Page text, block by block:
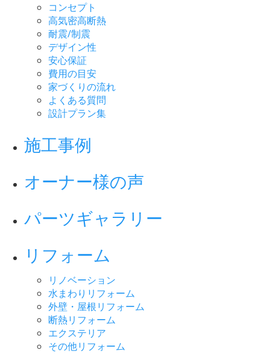
コンセプト
高気密高断熱
耐震/制震
デザイン性
安心保証
費用の目安
家づくりの流れ
よくある質問
設計プラン集
施工事例
オーナー様の声
パーツギャラリー
リフォーム
リノベーション
水まわりリフォーム
外壁・屋根リフォーム
断熱リフォーム
エクステリア
その他リフォーム